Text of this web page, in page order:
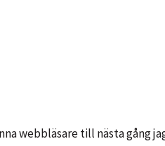
webbläsare till nästa gång